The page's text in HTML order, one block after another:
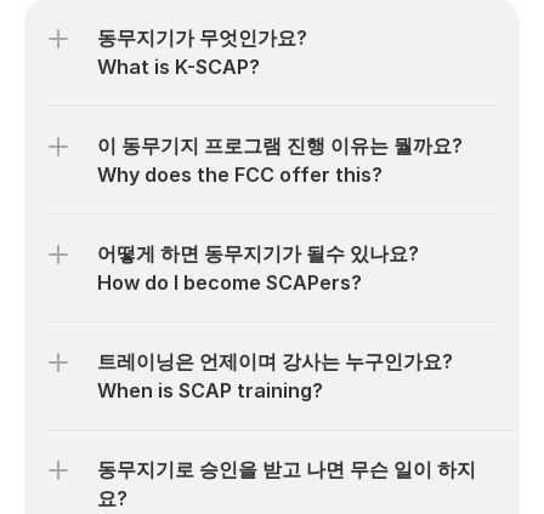
동무지기가 무엇인가요?
What is K-SCAP?
이 동무기지 프로그램 진행 이유는 뭘까요?
Why does the FCC offer this?
어떻게 하면 동무지기가 될수 있나요?
How do I become SCAPers?
트레이닝은 언제이며 강사는 누구인가요?
When is SCAP training?
동무지기로 승인을 받고 나면 무슨 일이 하지
요?